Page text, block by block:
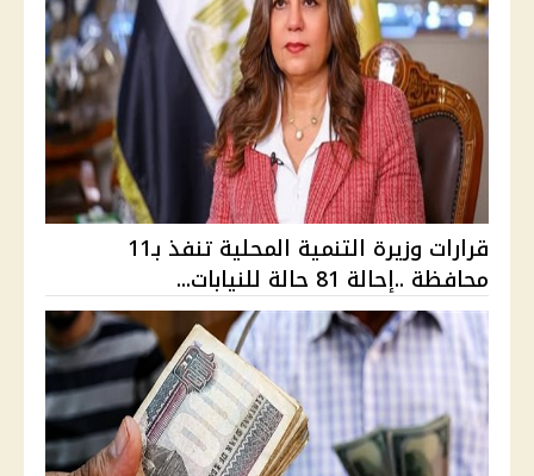
قرارات وزيرة التنمية المحلية تنفذ بـ11
محافظة ..إحالة 81 حالة للنيابات...